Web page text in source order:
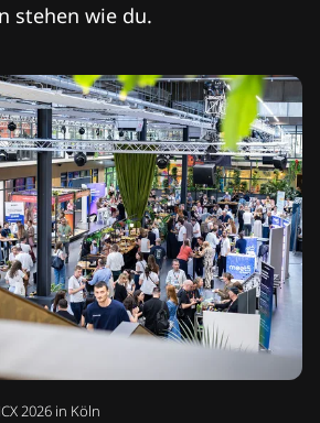
2026 in Köln
stehen wie du.